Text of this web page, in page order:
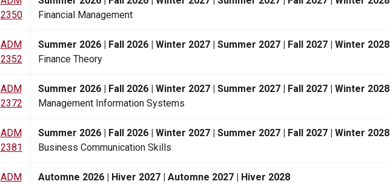
2350
Financial Management
ADM
2352
Summer 2026 | Fall 2026 | Winter 2027 | Summer 2027 | Fall 2027 | Winter 2028
Finance Theory
ADM
2372
Summer 2026 | Fall 2026 | Winter 2027 | Summer 2027 | Fall 2027 | Winter 2028
Management Information Systems
ADM
2381
Summer 2026 | Fall 2026 | Winter 2027 | Summer 2027 | Fall 2027 | Winter 2028
Business Communication Skills
ADM
Automne 2026 | Hiver 2027 | Automne 2027 | Hiver 2028